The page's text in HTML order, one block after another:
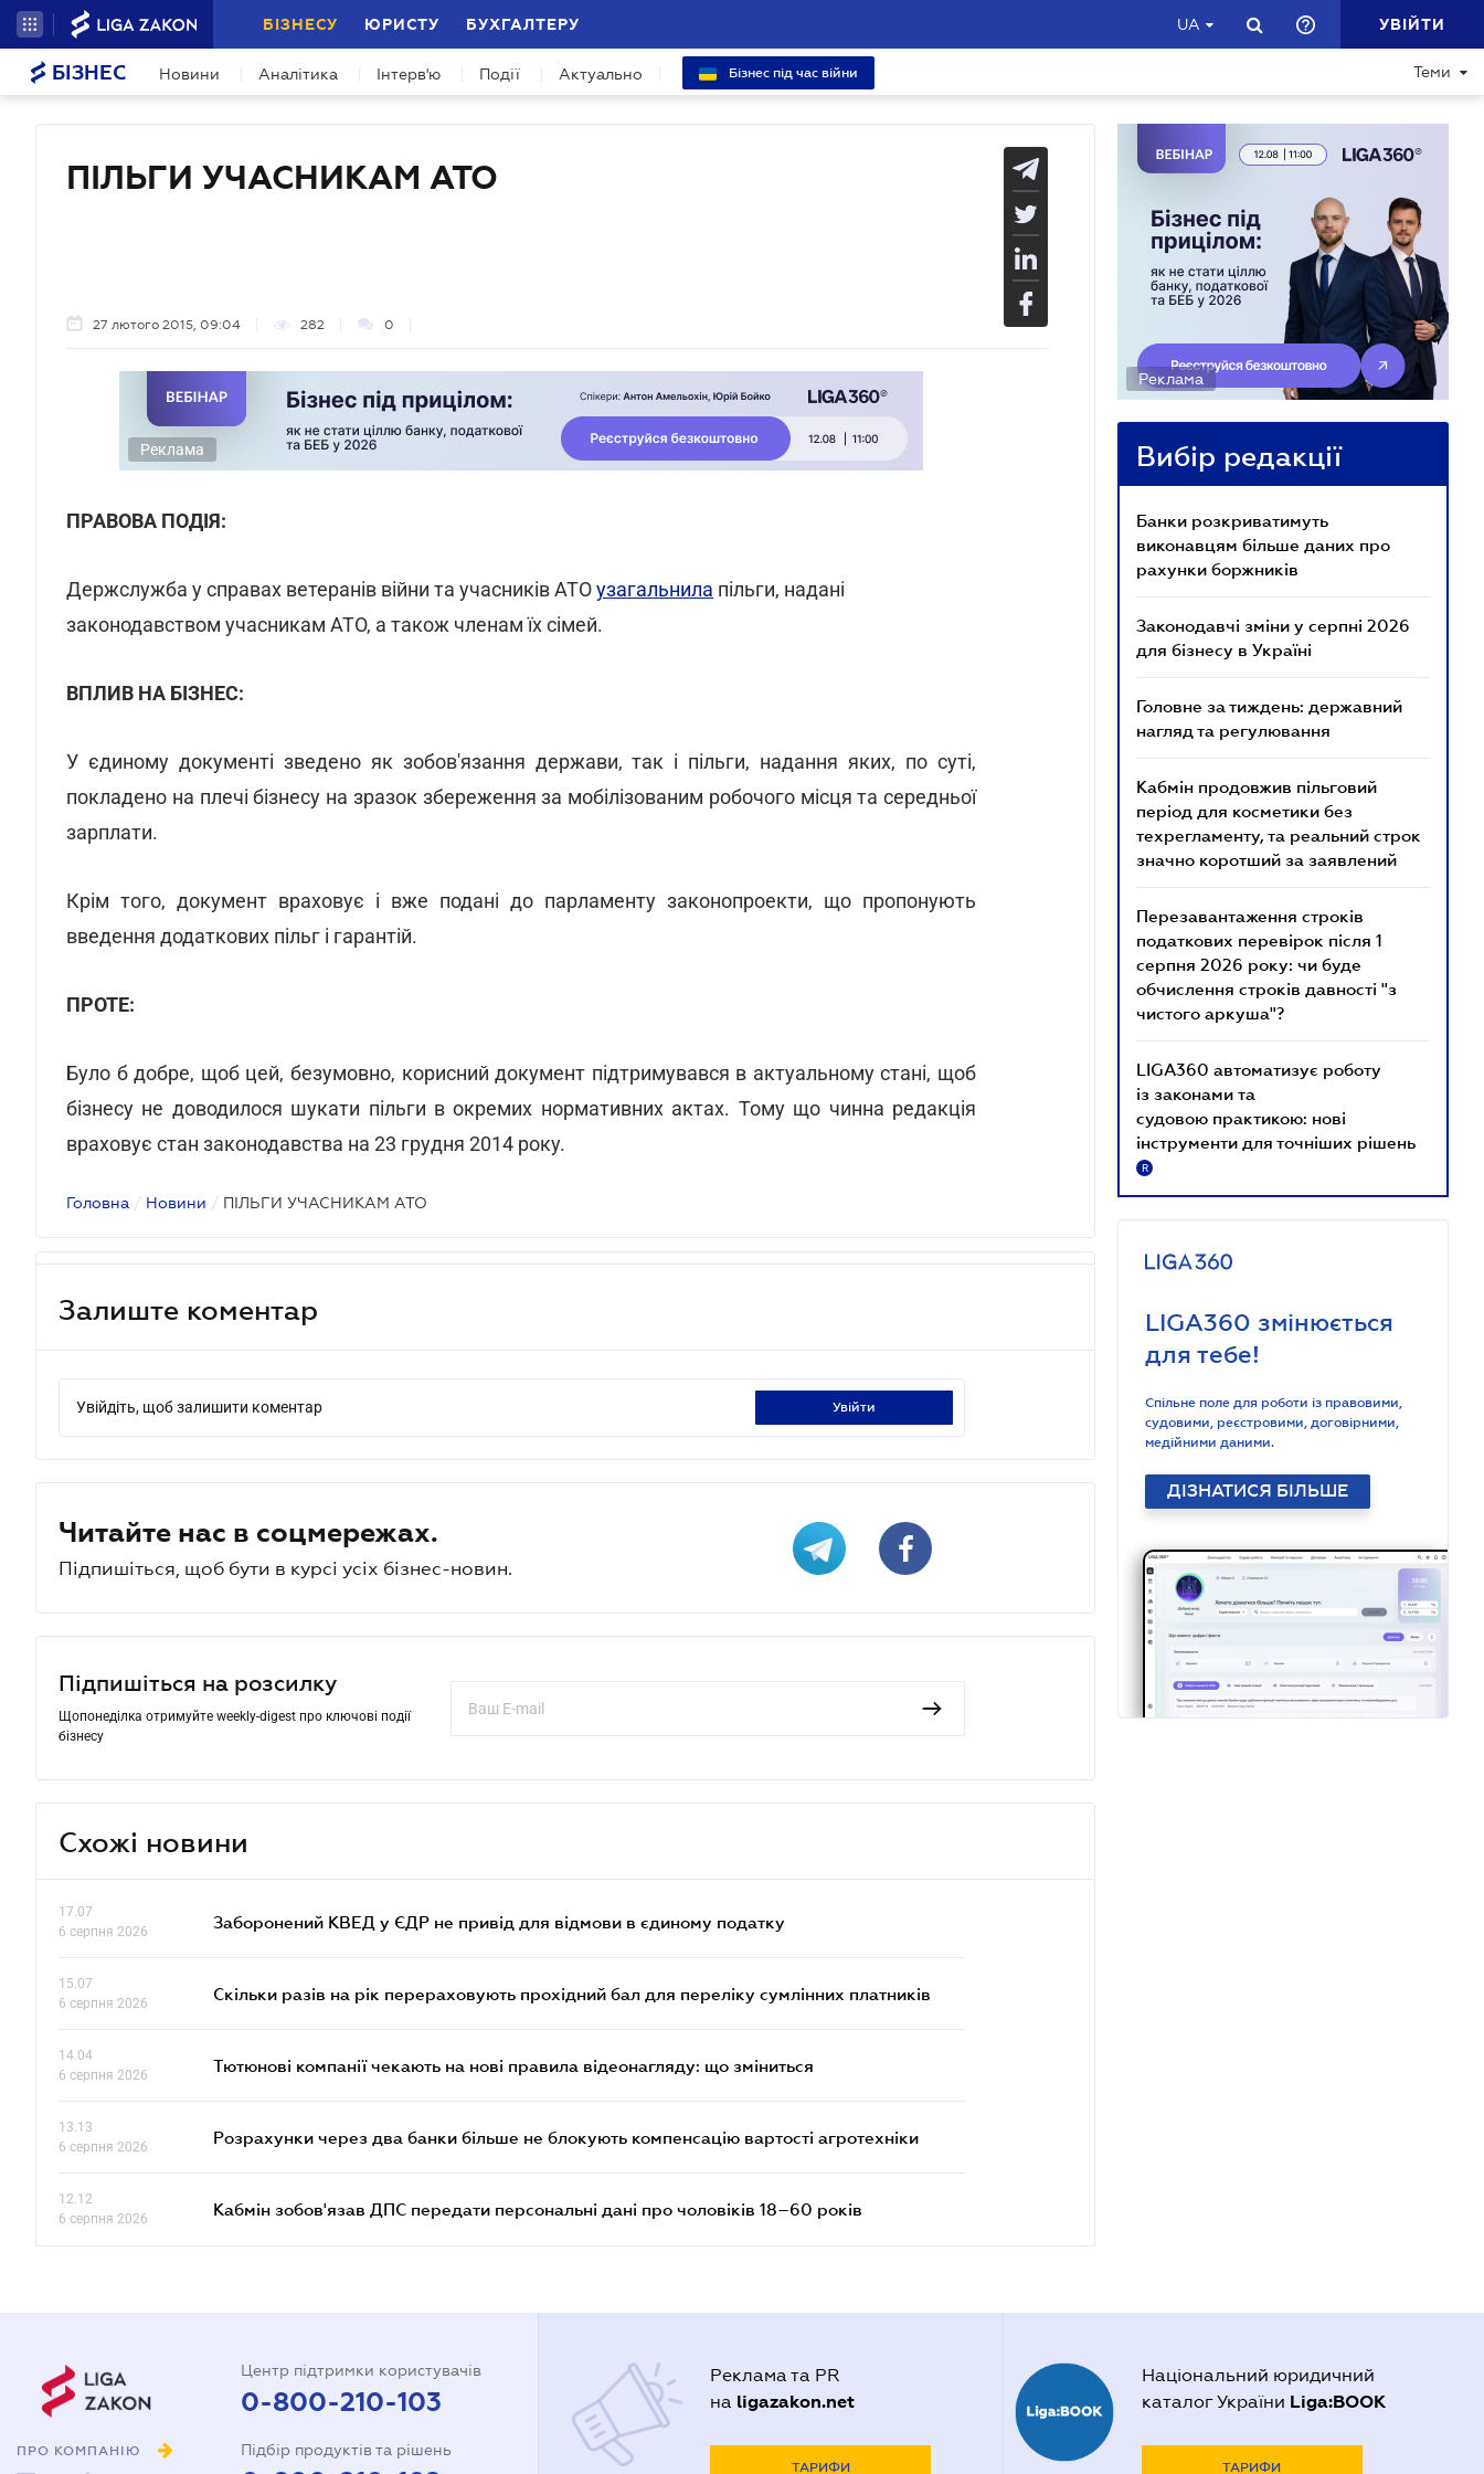
БІЗНЕСУ ЮРИСТУ БУХГАЛТЕРУ UA УВІЙТИ
БІЗНЕС Новини Аналітика Інтерв'ю Події Актуально Бізнес під час війни Теми
ПІЛЬГИ УЧАСНИКАМ АТО
27 лютого 2015, 09:04 282 0
Реклама
ПРАВОВА ПОДІЯ:
Держслужба у справах ветеранів війни та учасників АТОузагальнила пільги, надані
законодавством учасникам АТО, а також членам їх сімей.
ВПЛИВ НА БІЗНЕС:
У єдиному документі зведено як зобов'язання держави, так і пільги, надання яких, по суті,
покладено на плечі бізнесу на зразок збереження за мобілізованим робочого місця та середньої
зарплати.
Крім того, документ враховує і вже подані до парламенту законопроекти, що пропонують
введення додаткових пільг і гарантій.
ПРОТЕ:
Було б добре, щоб цей, безумовно, корисний документ підтримувався в актуальному стані, щоб
бізнесу не доводилося шукати пільги в окремих нормативних актах. Тому що чинна редакція
враховує стан законодавства на 23 грудня 2014 року.
Головна / Новини / ПІЛЬГИ УЧАСНИКАМ АТО
Залиште коментар
Увійдіть, щоб залишити коментар увійти
Читайте нас в соцмережах.
Підпишіться, щоб бути в курсі усіх бізнес-новин.
Підпишіться на розсилку
Щопонеділка отримуйте weekly-digest про ключові події
бізнесу
Схожі новини
17.07
6 серпня 2026
Заборонений КВЕД у ЄДР не привід для відмови в єдиному податку
15.07
6 серпня 2026
Скільки разів на рік перераховують прохідний бал для переліку сумлінних платників
14.04
6 серпня 2026
Тютюнові компанії чекають на нові правила відеонагляду: що зміниться
13.13
6 серпня 2026
Розрахунки через два банки більше не блокують компенсацію вартості агротехніки
12.12
6 серпня 2026
Кабмін зобов'язав ДПС передати персональні дані про чоловіків 18–60 років
Реклама
Вибір редакції
Банки розкриватимуть
виконавцям більше даних про
рахунки боржників
Законодавчі зміни у серпні 2026
для бізнесу в Україні
Головне за тиждень: державний
нагляд та регулювання
Кабмін продовжив пільговий
період для косметики без
техрегламенту, та реальний строк
значно коротший за заявлений
Перезавантаження строків
податкових перевірок після 1
серпня 2026 року: чи буде
обчислення строків давності "з
чистого аркуша"?
LIGA360 автоматизує роботу
із законами та
судовою практикою: нові
інструменти для точніших рішень
R
LIGA360 змінюється
для тебе!
Спільне поле для роботи із правовими,
судовими, реєстровими, договірними,
медійними даними.
ДІЗНАТИСЯ БІЛЬШЕ
ПРО КОМПАНІЮ
Центр підтримки користувачів
0-800-210-103
Підбір продуктів та рішень
Реклама та PR
на ligazakon.net
ТАРИФИ
Національний юридичний
каталог України Liga:BOOK
ТАРИФИ